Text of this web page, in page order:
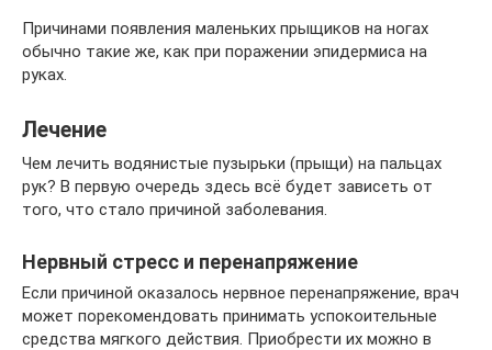
Причинами появления маленьких прыщиков на ногах
обычно такие же, как при поражении эпидермиса на
руках.
Лечение
Чем лечить водянистые пузырьки (прыщи) на пальцах
рук? В первую очередь здесь всё будет зависеть от
того, что стало причиной заболевания.
Нервный стресс и перенапряжение
Если причиной оказалось нервное перенапряжение, врач
может порекомендовать принимать успокоительные
средства мягкого действия. Приобрести их можно в